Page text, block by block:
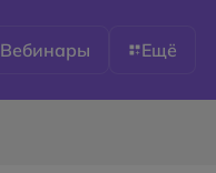
Вебинары Ещё